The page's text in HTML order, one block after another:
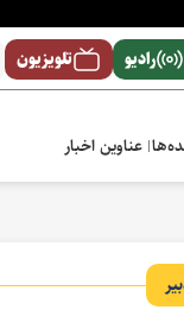
رادیو تلویزیون
عناوین اخبار